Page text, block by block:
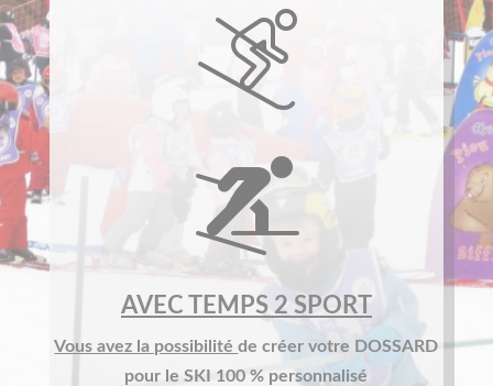
AVEC TEMPS 2 SPORT
Vous avez la possibilitéde créer votre DOSSARD
pour le SKI 100 % personnalisé